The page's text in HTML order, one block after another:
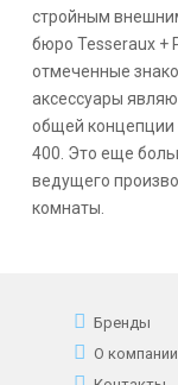
стройным
бюро Tesseraux +
отмеченные
аксессуары
общей концепции
400 . Это еще
ведущего
комнаты.
Бренды
О компании